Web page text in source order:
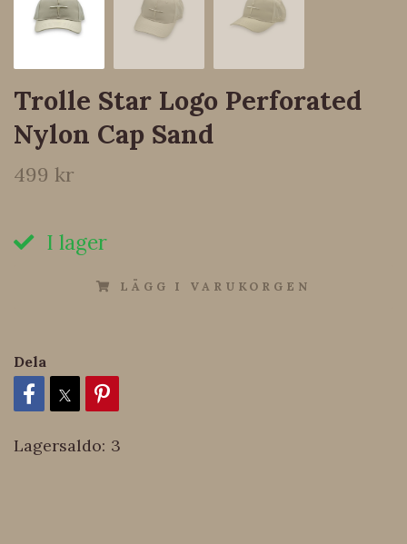
Trolle Star Logo Perforated
Nylon Cap Sand
499 kr
I lager
LÄGG I VARUKORGEN
Dela
Lagersaldo: 3